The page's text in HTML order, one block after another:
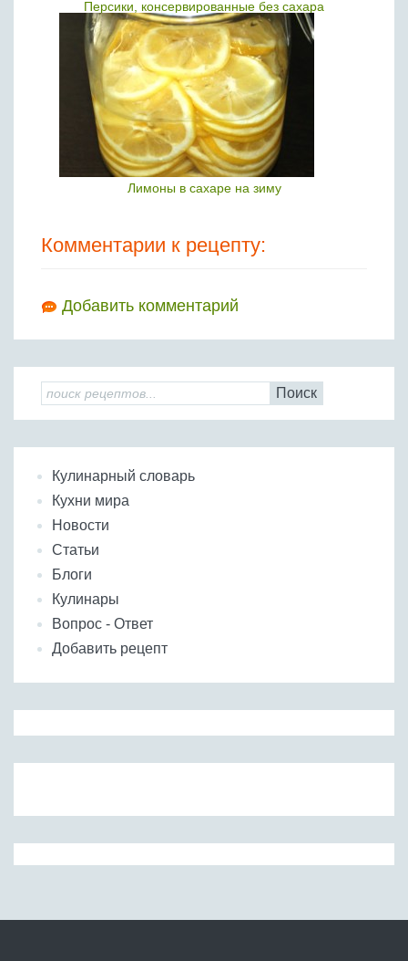
Персики, консервированные без сахара
Лимоны в сахаре на зиму
Комментарии к рецепту:
Добавить комментарий
Поиск
Кулинарный словарь
Кухни мира
Новости
Статьи
Блоги
Кулинары
Вопрос - Ответ
Добавить рецепт